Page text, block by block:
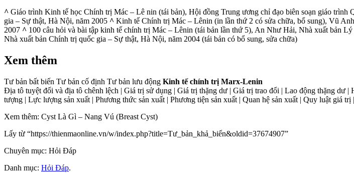
^ Giáo trình Kinh tế học Chính trị Mác – Lê nin (tái bản), Hội đồng Trung ương chỉ đạo biên soạn giáo
gia – Sự thật, Hà Nội, năm 2005 ^ Kinh tế Chính trị Mác – Lênin (in lần thứ 2 có sửa chữa, bổ sung), Vũ
2007 ^ 100 câu hỏi và bài tập kinh tế chính trị Mác – Lênin (tái bản lần thứ 5), An Như Hải, Nhà xuất bản
Nhà xuất bản Chính trị quốc gia – Sự thật, Hà Nội, năm 2004 (tái bản có bổ sung, sửa chữa)
Xem thêm
Tư bản bất biến Tư bản cố định Tư bản lưu động Kinh tế chính trị Marx-Lenin
Địa tô tuyệt đối và địa tô chênh lệch | Giá trị sử dụng | Giá trị thặng dư | Giá trị trao đổi | Lao động thặng dư
tượng | Lực lượng sản xuất | Phương thức sản xuất | Phương tiện sản xuất | Quan hệ sản xuất | Quy luật giá
Xem thêm: Cyst Là Gì – Nang Vú (Breast Cyst)
Lấy từ “https://thienmaonline.vn/w/index.php?title=Tư_bản_khả_biến&oldid=37674907”
Chuyên mục: Hỏi Đáp
Danh mục: Hỏi Đáp.